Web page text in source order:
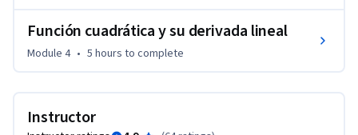
aspirantes a ingresar a su primer semestre de un programa
de profesional en el Tecnológico de Monterrey. Si estás
(Matemáticas Remedial), confirma tu interés en la
acreditación a la cuenta: mooc@servicios.itesm.mx. Consulta
Función cuadrática y su derivada lineal
Module 4 • 5 hours to complete
Instructor